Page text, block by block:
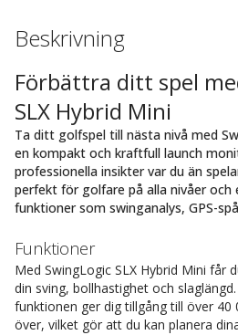
Beskrivning
Förbättra ditt spel
SLX Hybrid Mini
Ta ditt golfspel till nästa nivå med
en kompakt och kraftfull launch
professionella insikter var du än
perfekt för golfare på alla nivåer och
funktioner som swinganalys, GPS-
Funktioner
Med SwingLogic SLX Hybrid Mini får
din sving, bollhastighet och
funktionen ger dig tillgång till över 40
över, vilket gör att du kan planera